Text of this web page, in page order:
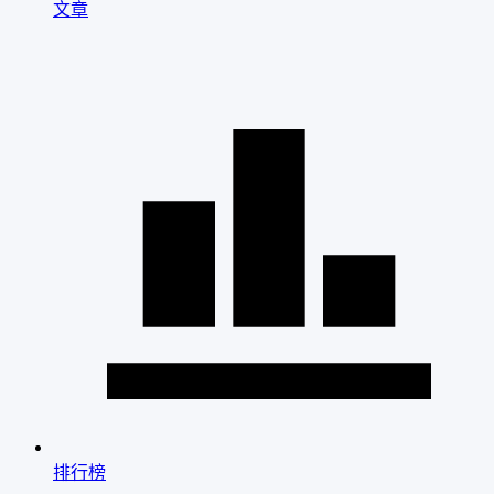
文章
排行榜